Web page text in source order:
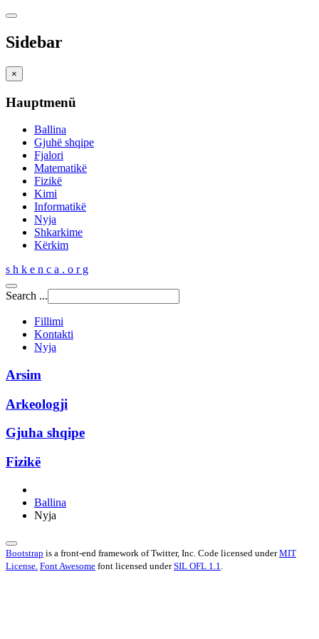
Sidebar
×
Hauptmenü
Ballina
Gjuhë shqipe
Fjalori
Matematikë
Fizikë
Kimi
Informatikë
Nyja
Shkarkime
Kërkim
s h k e n c a . o r g
Search ...
Fillimi
Kontakti
Nyja
Arsim
Arkeologji
Gjuha shqipe
Fizikë
Ballina
Nyja
Bootstrap is a front-end framework of Twitter, Inc. Code licensed underMIT
License. Font Awesome font licensed underSIL OFL 1.1